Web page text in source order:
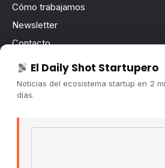
Cómo trabajamos
Newsletter
Contacto
Publicidad
Convocatorias
El Daily Shot Startupero
Noticias del ecosistema startup en 2
días.